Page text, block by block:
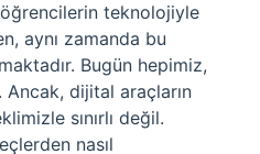
teknolojiyle
aynı zamanda bu
Bugün hepimiz,
dijital araçların
sınırlı değil.
nasıl